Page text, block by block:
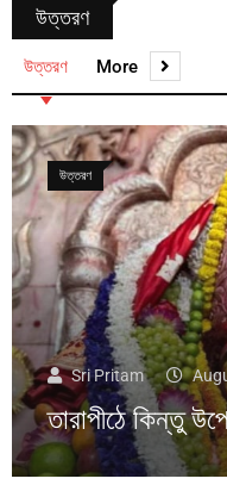
উত্তরণ
উত্তরণ More
উত্তরণ
Sri Pritam
তারাপীঠে কিন্তু